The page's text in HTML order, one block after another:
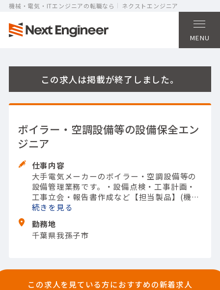
機械・電気・ITエンジニアの転職なら ネクストエンジニア
MENU
この求人は掲載が終了しました。
ボイラー・空調設備等の設備保全エン
ジニア
仕事内容
大手電気メーカーのボイラー・空調設備等の
設備管理業務です。
・設備点検 ・工事計画 ・
工事立会 ・報告書作成など 【担当製品】(機
械)発電設備
続きを
勤務地
千葉県我孫子市
この求人を見ている方におすすめの新着求人